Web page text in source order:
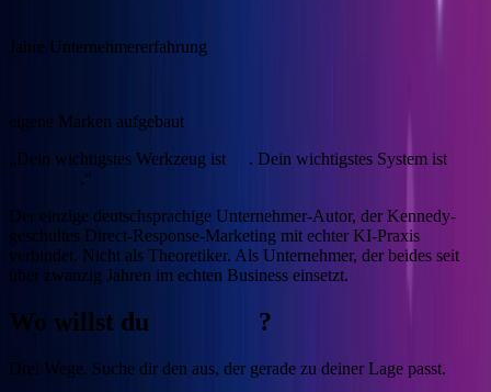
Jahre Unternehmererfahrung
eigene Marken aufgebaut
„Dein wichtigstes Werkzeug ist
. Dein wichtigstes System ist
.“
Der einzige deutschsprachige Unternehmer-Autor, der Kennedy-
geschultes Direct-Response-Marketing mit echter KI-Praxis
verbindet. Nicht als Theoretiker. Als Unternehmer, der beides seit
über zwanzig Jahren im echten Business einsetzt.
Wo willst du ?
Drei Wege. Suche dir den aus, der gerade zu deiner Lage passt.